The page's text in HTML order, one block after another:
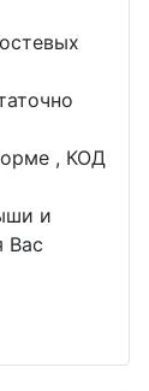
, КОД
и
Вас